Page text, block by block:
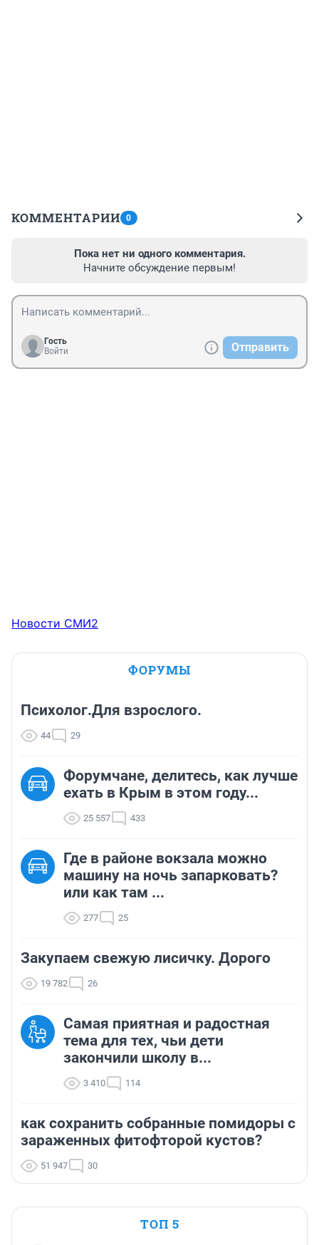
КОММЕНТАРИИ 0
Пока нет ни одного комментария.
Начните обсуждение первым!
Гость
Войти
Отправить
Новости СМИ2
ФОРУМЫ
Психолог.Для взрослого.
44 29
Форумчане, делитесь, как лучше
ехать в Крым в этом году...
25 557 433
Где в районе вокзала можно
машину на ночь запарковать?
или как там ...
277 25
Закупаем свежую лисичку. Дорого
19 782 26
Самая приятная и радостная
тема для тех, чьи дети
закончили школу в...
3 410 114
как сохранить собранные помидоры с
зараженных фитофторой кустов?
51 947 30
ТОП 5